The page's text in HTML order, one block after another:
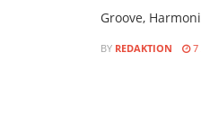
Groove,
BY REDAKTION 7